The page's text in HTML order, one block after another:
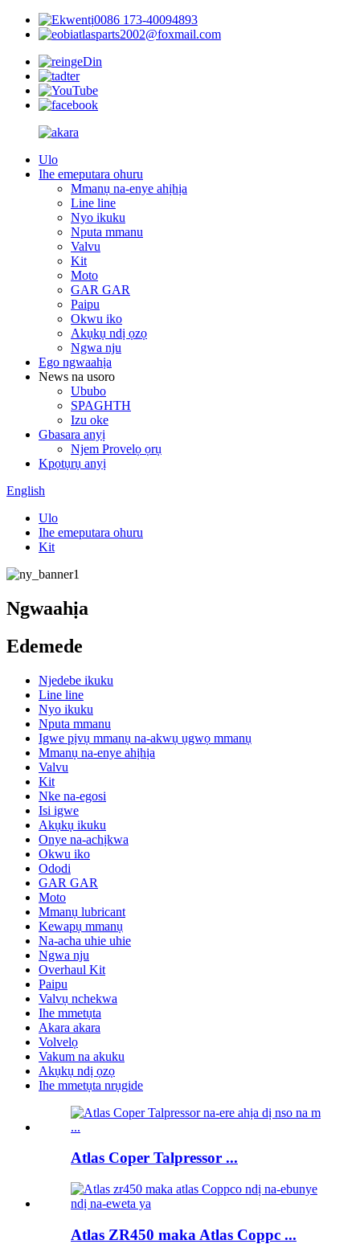
0086 173-40094893
atlasparts2002@foxmail.com
Ulo
Ihe emeputara ohuru
Mmanụ na-enye ahịhịa
Line line
Nyo ikuku
Nputa mmanu
Valvu
Kit
Moto
GAR GAR
Paipu
Okwu iko
Akụkụ ndị ọzọ
Ngwa nju
Ego ngwaahịa
News na usoro
Ububo
SPAGHTH
Izu oke
Gbasara anyị
Njem Provelọ ọrụ
Kpọtụrụ anyị
English
Ulo
Ihe emeputara ohuru
Kit
Ngwaahịa
Edemede
Njedebe ikuku
Line line
Nyo ikuku
Nputa mmanu
Igwe pịvụ mmanụ na-akwụ ụgwọ mmanụ
Mmanụ na-enye ahịhịa
Valvu
Kit
Nke na-egosi
Isi igwe
Akụkụ ikuku
Onye na-achịkwa
Okwu iko
Ododi
GAR GAR
Moto
Mmanụ lubricant
Kewapụ mmanụ
Na-acha uhie uhie
Ngwa nju
Overhaul Kit
Paipu
Valvụ nchekwa
Ihe mmetụta
Akara akara
Volvelọ
Vakum na akuku
Akụkụ ndị ọzọ
Ihe mmetụta nrụgide
Atlas Coper Talpressor ...
Atlas ZR450 maka Atlas Coppc ...